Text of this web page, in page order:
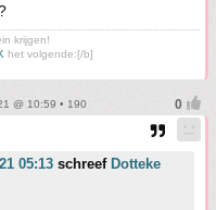
krijgen!
het volgende:[/b]
@ 10:59 • 190
05:13 schreef Dotteke